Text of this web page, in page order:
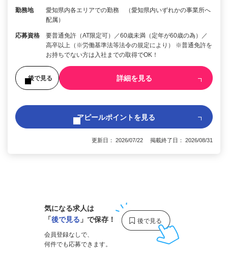
勤務地
愛知県内各エリアでの勤務 （愛知県内いずれかの事業所へ
配属）
応募資格
要普通免許（AT限定可）／60歳未満（定年が60歳の為）／
高卒以上（※労働基準法等法令の規定により） ※普通免許を
お持ちでない方は入社までの取得でOK！
後で見る 詳細を見る
アピールポイントを見る
更新日： 2026/07/22 掲載終了日： 2026/08/31
気になる求人は
「後で見る 」で保存！
会員登録なしで、
何件でも応募できます。